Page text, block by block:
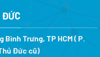
ĐỨC
Trưng, TP HCM ( P.
Đức cũ)